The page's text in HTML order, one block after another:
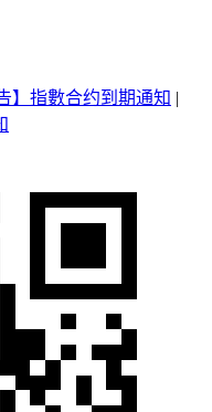
】指數合约到期通知 |